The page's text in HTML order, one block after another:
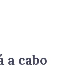
a cabo